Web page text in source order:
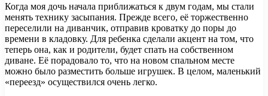
Когда моя дочь начала приближаться к двум годам, мы стали
менять технику засыпания. Прежде всего, её торжественно
переселили на диванчик, отправив кроватку до поры до
времени в кладовку. Для ребенка сделали акцент на том, что
теперь она, как и родители, будет спать на собственном
диване. Её порадовало то, что на новом спальном месте
можно было разместить больше игрушек. В целом, маленький
«переезд» осуществился очень легко.